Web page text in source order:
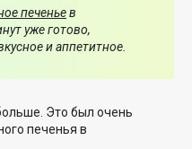
печеньев
уже готово,
и аппетитное.
Это был очень
печенья в